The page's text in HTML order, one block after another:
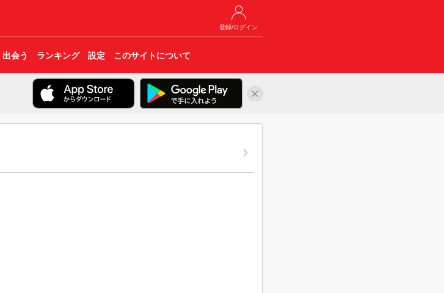
登録/ログイン
出会う ランキング 設定 このサイトについて